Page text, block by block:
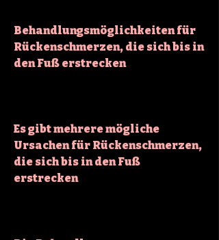
Behandlungsmöglichkeiten für
Rückenschmerzen, die sich bis in
den Fuß erstrecken
Es gibt mehrere mögliche
Ursachen für Rückenschmerzen,
die sich bis in den Fuß
erstrecken